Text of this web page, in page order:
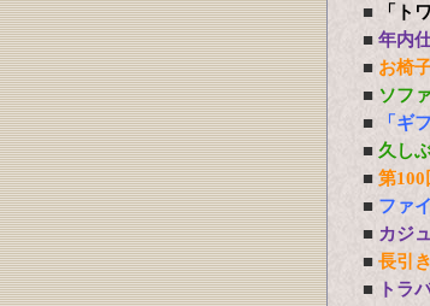
■ 「ト
■ 年内
■ お椅
■ ソフ
■ 「ギ
■ 久し
■ 第
■ ファ
■ カジ
■ 長引
■ トラ